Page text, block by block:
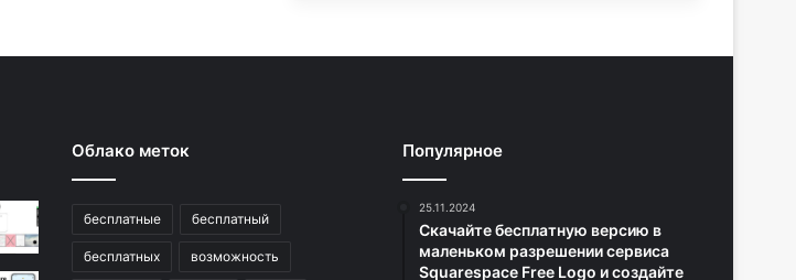
Облако меток
бесплатные бесплатный
бесплатных возможность
Популярное
25.11.2024
Скачайте бесплатную версию в
маленьком разрешении сервиса
Squarespace Free Logo и создайте